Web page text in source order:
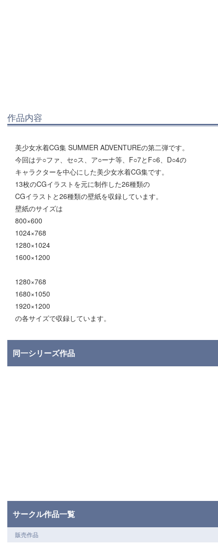
作品内容
美少女水着CG集 SUMMER ADVENTUREの第二弾です。
今回はテ○ファ、セ○ス、ア○ーナ等、F○7とF○6、D○4の
キャラクターを中心にした美少女水着CG集です。
13枚のCGイラストを元に制作した26種類の
CGイラストと26種類の壁紙を収録しています。
壁紙のサイズは
800×600
1024×768
1280×1024
1600×1200
1280×768
1680×1050
1920×1200
の各サイズで収録しています。
同一シリーズ作品
サークル作品一覧
販売作品